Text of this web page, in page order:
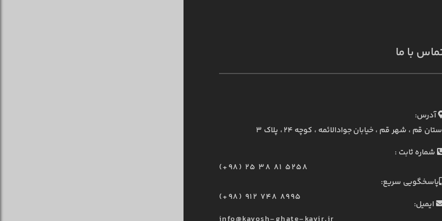
با ما
آدرس:
قم ، شهر قم ، خیابان جوادالائمه ، کوچه ۲۴ ، پلاک ۳
شماره ثابت :
(+98) 25 38 81 5258
پاسخگویی سریع:
(+98) 912 748 8995
ایمیل: